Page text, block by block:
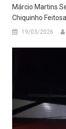
Márcio Martins
Chiquinho Feitosa
19/03/2026